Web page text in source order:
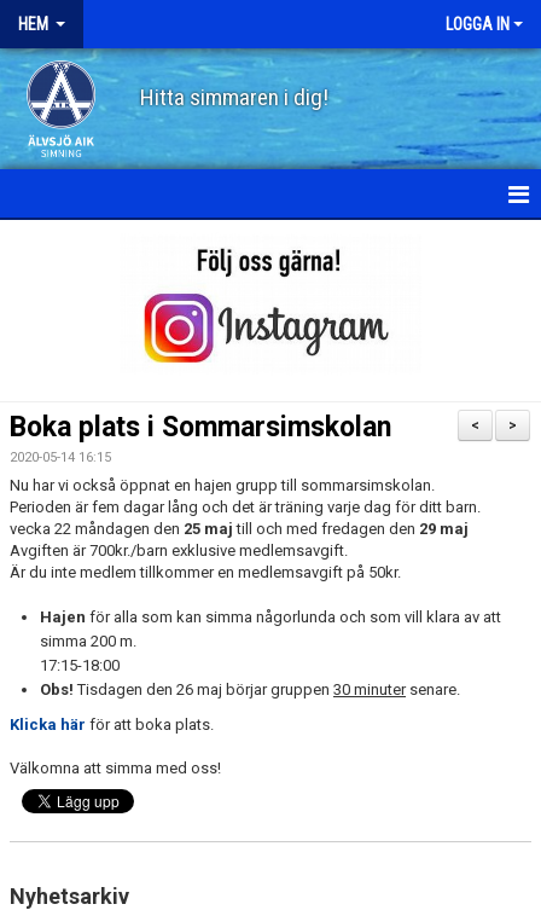
HEM LOGGA IN
Hitta simmaren i dig!
OM ÄLVSJÖ AIK SIMNING
POLICY
HISTORIA
ANTIMOBBING
GDPR
ARKIV
VANLIGA FRÅGOR
>
<
Boka plats i Sommarsimskolan
2020-05-14 16:15
Nu har vi också öppnat en hajen grupp till sommarsimskolan.
Perioden är fem dagar lång och det är träning varje dag för ditt barn.
vecka 22 måndagen den 25 maj till och med fredagen den 29 maj
Avgiften är 700kr./barn exklusive medlemsavgift.
Är du inte medlem tillkommer en medlemsavgift på 50kr.
Hajen för alla som kan simma någorlunda och som vill klara av att
simma 200 m.
17:15-18:00
Obs!Tisdagen den 26 maj börjar gruppen 30 minutersenare.
Klicka här för att boka plats.
Välkomna att simma med oss!
Nyhetsarkiv